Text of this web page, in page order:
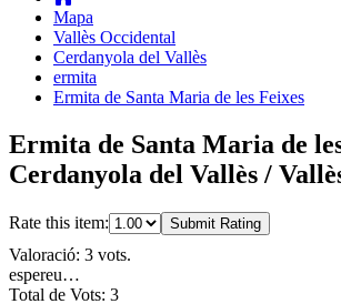
Mapa
Vallès Occidental
Cerdanyola del Vallès
ermita
Ermita de Santa Maria de les Feixes
Ermita de Santa Maria de
Cerdanyola del Vallès /
Rate this item: Submit Rating
Valoració: 3 vots.
espereu…
Total de Vots: 3